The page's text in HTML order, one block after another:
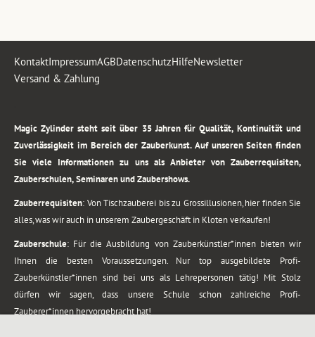
KontaktImpressumAGBDatenschutzHilfeNewsletter
Versand & Zahlung
Magic Zylinder steht seit über 35 Jahren für Qualität, Kontinuität und
Zuverlässigkeit im Bereich der Zauberkunst. Auf unseren Seiten finden
Sie viele Informationen zu uns als Anbieter von Zauberrequisiten,
Zauberschulen, Seminaren und Zaubershows.
Zauberrequisiten: Von Tischzauberei bis zu Grossillusionen, hier finden Sie
alles, was wir auch in unserem Zaubergeschäft in Kloten verkaufen!
Zauberschule: Für die Ausbildung von Zauberkünstler*innen bieten wir
Ihnen die besten Voraussetzungen. Nur top ausgebildete Profi-
Zauberkünstler*innen sind bei uns als Lehrepersonen tätig! Mit Stolz
dürfen wir sagen, dass unsere Schule schon zahlreiche Profi-
Zauberer*innen hervorgebracht hat!